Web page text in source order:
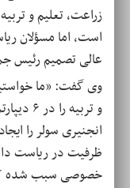
زراعت، تعلیم و
است، اما مسؤلان
عالی تصمیم رئیس
وی گفت: «ما
و
انجنیری سولر را
ظرفیت در ریاست
خصوصی سبب شده که